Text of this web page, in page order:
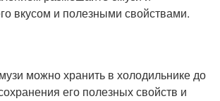
вкусом и полезными свойствами.
можно хранить в холодильнике до
его полезных свойств и